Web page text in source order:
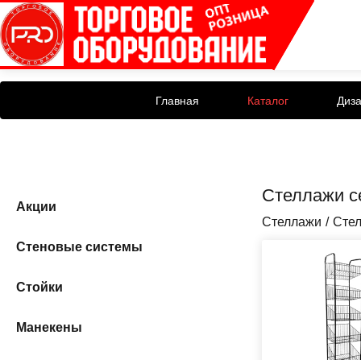
Главная Каталог
Акции
Стеновые системы
Стойки
Манекены
Стеллажи
Стеллажи